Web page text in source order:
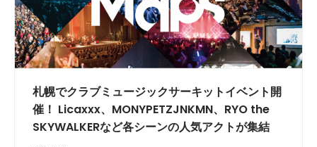
札幌でクラブミュージックサーキットイベント開
催！ Licaxxx、MONYPETZJNKMN、RYO the
SKYWALKERなど各シーンの人気アクトが集結